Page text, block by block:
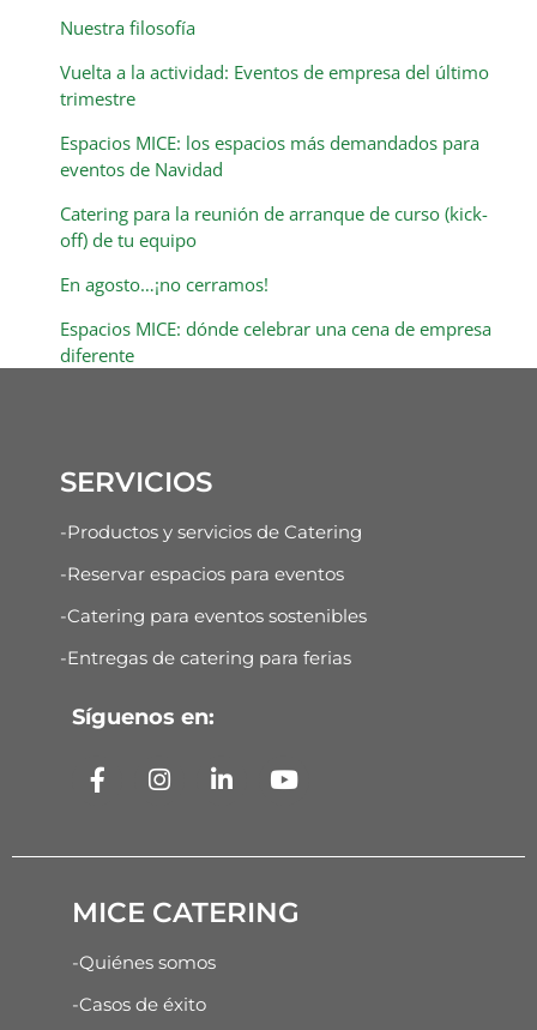
Nuestra filosofía
Vuelta a la actividad: Eventos de empresa del último
trimestre
Espacios MICE: los espacios más demandados para
eventos de Navidad
Catering para la reunión de arranque de curso (kick-
off) de tu equipo
En agosto…¡no cerramos!
Espacios MICE: dónde celebrar una cena de empresa
diferente
SERVICIOS
-Productos y servicios de Catering
-Reservar espacios para eventos
-Catering para eventos sostenibles
-Entregas de catering para ferias
Síguenos en:
MICE CATERING
-Quiénes somos
-Casos de éxito